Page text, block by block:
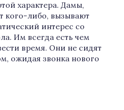
характера. Дамы,
кого-либо, вызывают
интерес со
Им всегда есть чем
время. Они не сидят
ожидая звонка нового